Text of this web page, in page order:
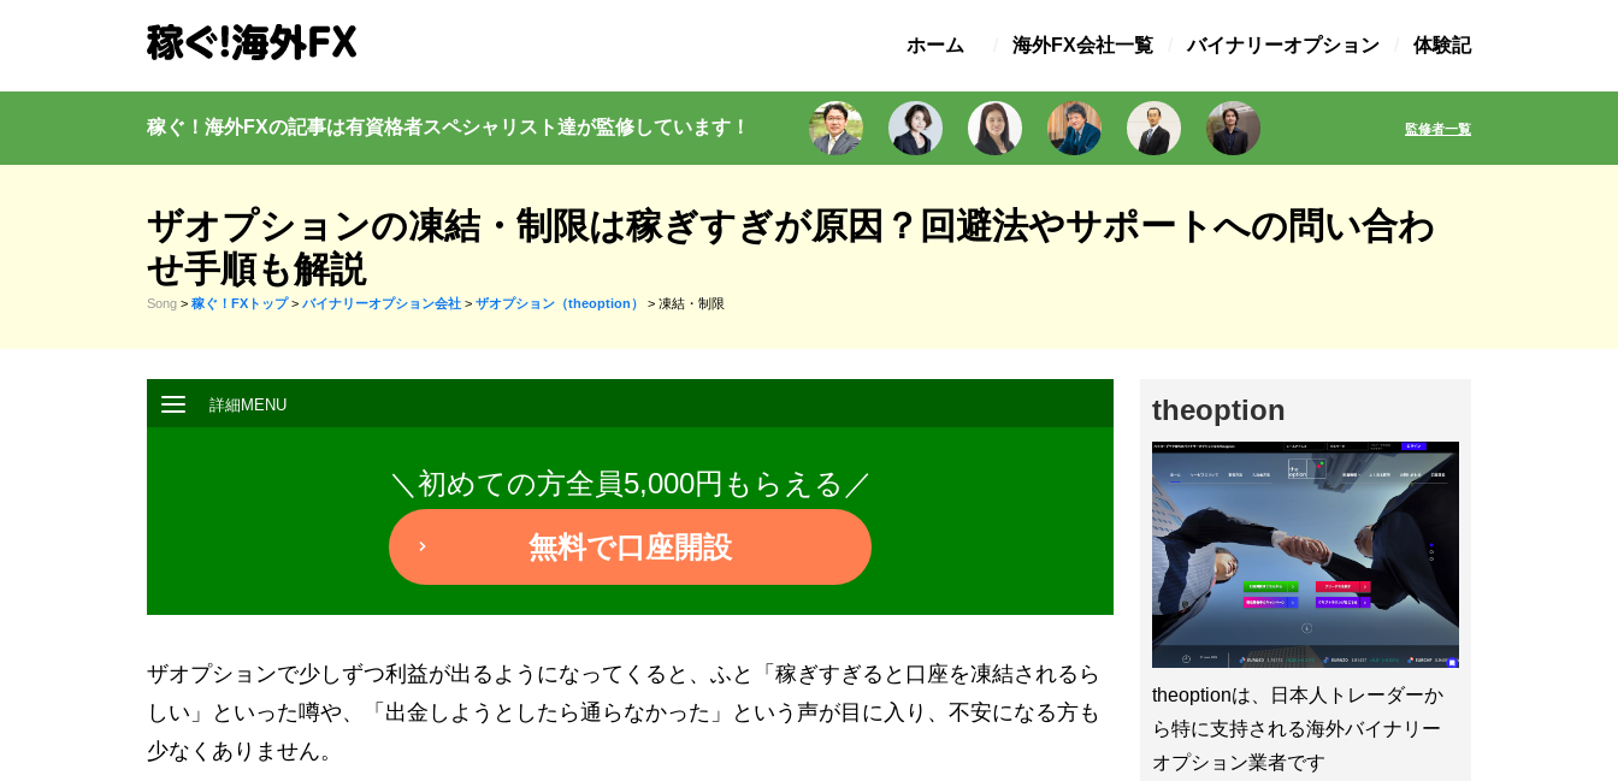
ホーム 海外FX会社一覧 バイナリーオプション 体験記
稼ぐ！海外FXの記事は有資格者スペシャリスト達が監修しています ！ 監修者一覧
ザオプションの凍結・制限は稼ぎすぎが原因？回避法やサポートへの問い合わ
せ手順も解説
Song > 稼ぐ！FXトップ> バイナリーオプション会社 > ザオプション（theoption） > 凍結・制限
＼初めての方全員5,000円もらえる／
無料で口座開設
ザオプションで少しずつ利益が出るようになってくると、ふと「稼ぎすぎると口座を凍結されるら
しい」といった噂や、「出金しようとしたら通らなかった」という声が目に入り、不安になる方も
少なくありません。
theoption
theoptionは、日本人トレーダーか
ら特に支持される海外バイナリー
オプション業者です